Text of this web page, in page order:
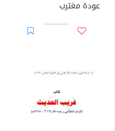
عودة مغترب